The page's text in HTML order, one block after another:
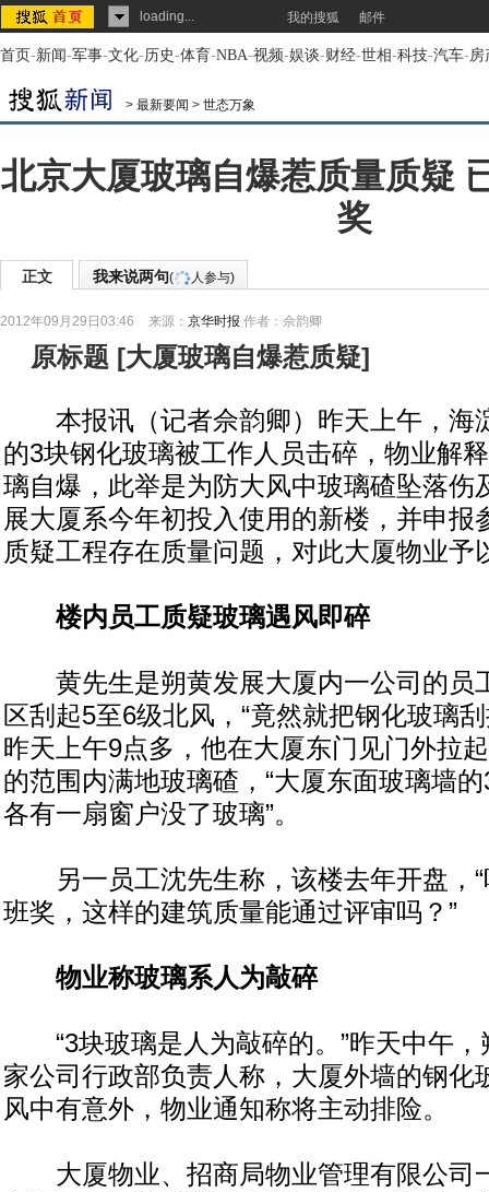
loading... 我的搜狐 邮件
首页-新闻-军事-文化-历史-体育-NBA-视频-娱谈-财经-世相-科技-汽车-房
> 最新要闻 > 世态万象
北京大厦玻璃自爆惹质量质疑
奖
正文 我来说两句( 人参与)
2012年09月29日03:46 来源： 京华时报 作者：佘韵卿
原标题 [大厦玻璃自爆惹质疑]
本报讯（记者佘韵卿）昨天上午，海
的3块钢化玻璃被工作人员击碎，物业解
璃自爆，此举是为防大风中玻璃碴坠落伤
展大厦系今年初投入使用的新楼，并申报
质疑工程存在质量问题，对此大厦物业予
楼内员工质疑玻璃遇风即碎
黄先生是朔黄发展大厦内一公司的员
区刮起5至6级北风，“竟然就把钢化玻璃
昨天上午9点多，他在大厦东门见门外拉
的范围内满地玻璃碴，“大厦东面玻璃墙
各有一扇窗户没了玻璃”。
另一员工沈先生称，该楼去年开盘，“
班奖，这样的建筑质量能通过评审吗？”
物业称玻璃系人为敲碎
“3块玻璃是人为敲碎的。”昨天中午，
家公司行政部负责人称，大厦外墙的钢化
风中有意外，物业通知称将主动排险。
大厦物业、招商局物业管理有限公司